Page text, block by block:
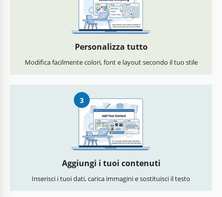
Personalizza tutto
Modifica facilmente colori, font e layout secondo il tuo stile
3
Aggiungi i tuoi contenuti
Inserisci i tuoi dati, carica immagini e sostituisci il testo